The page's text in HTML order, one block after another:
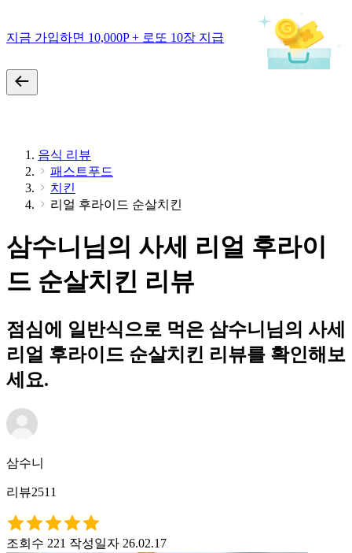
지금 가입하면 10,000P + 로또 10장 지급
음식 리뷰
패스트푸드
치킨
리얼 후라이드 순살치킨
삼수니님의 사세 리얼 후라이
드 순살치킨 리뷰
점심에 일반식으로 먹은 삼수니님의 사세
리얼 후라이드 순살치킨 리뷰를 확인해보
세요.
삼수니
리뷰2511
조회수 221 작성일자 26.02.17